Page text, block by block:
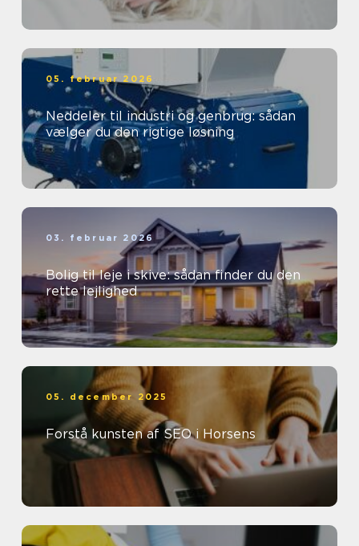
05. februar 2026
Neddeler til industri og genbrug: sådan
vælger du den rigtige løsning
03. februar 2026
Bolig til leje i skive: sådan finder du den
rette lejlighed
05. december 2025
Forstå kunsten af SEO i Horsens